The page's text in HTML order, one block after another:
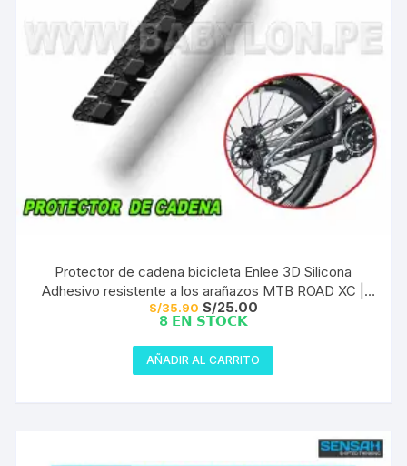
Protector de cadena bicicleta Enlee 3D Silicona
Adhesivo resistente a los arañazos MTB ROAD XC |
Mod1
S/35.90 El
precio
era:
S/35.90.
S/25.00El
es:
S/25.00.
8 𝗘𝗡 𝗦𝗧𝗢𝗖𝗞
AÑADIR AL CARRITO